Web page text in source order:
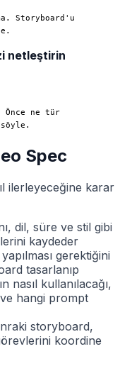
Storyboard'u
netleştirin
Önce ne tür
Spec
ilerleyeceğine karar
dil, süre ve stil gibi
kaydeder
gerektiğini
tasarlanıp
nasıl kullanılacağı,
hangi prompt
storyboard,
koordine